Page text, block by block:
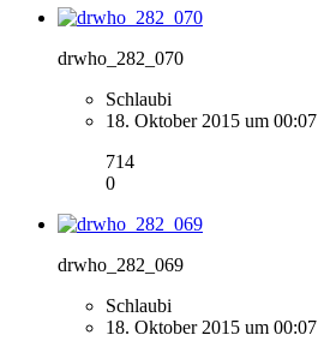
drwho_282_070
Schlaubi
18. Oktober 2015 um 00:07
714
0
drwho_282_069
Schlaubi
18. Oktober 2015 um 00:07